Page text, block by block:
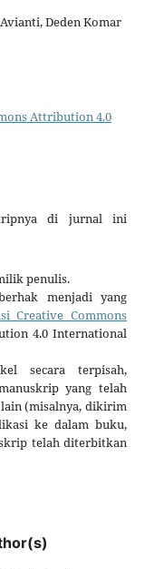
Deden Komar
Attribution 4.0
di jurnal ini
penulis.
menjadi yang
Creative Commons
4.0 International
secara terpisah,
yang telah
(misalnya, dikirim
ke dalam buku,
telah diterbitkan